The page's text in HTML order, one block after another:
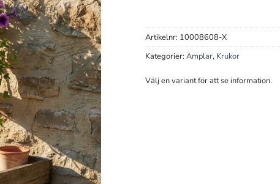
Artikelnr: 10008608-X
Kategorier: Amplar, Krukor
Välj en variant för att se information.